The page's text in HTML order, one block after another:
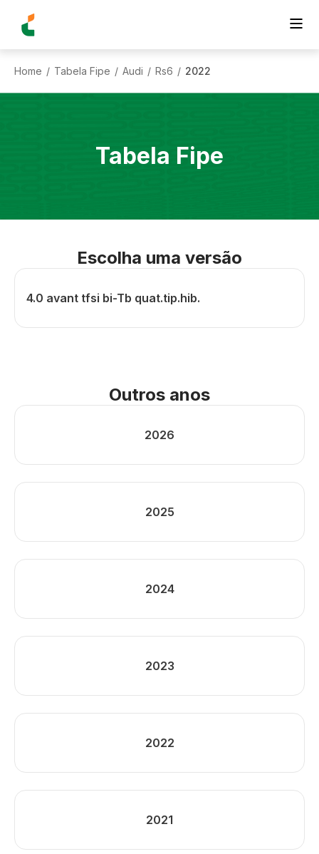
Home / Tabela Fipe / Audi / Rs6 / 2022
Tabela Fipe
Escolha uma versão
4.0 avant tfsi bi-Tb quat.tip.hib.
Outros anos
2026
2025
2024
2023
2022
2021